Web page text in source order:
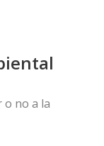
o no a la